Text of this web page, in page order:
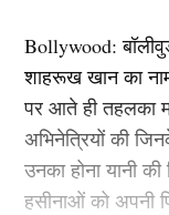
Bollywood:
शाहरूख खान का
पर आते ही तहलका
अभिनेत्रियों की
उनका होना यानी
हसीनाओं को अपनी